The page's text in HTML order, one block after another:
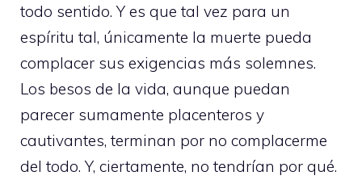
todo sentido. Y es que tal vez para un
espíritu tal, únicamente la muerte pueda
complacer sus exigencias más solemnes.
Los besos de la vida, aunque puedan
parecer sumamente placenteros y
cautivantes, terminan por no complacerme
del todo. Y, ciertamente, no tendrían por qué.